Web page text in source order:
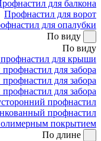
для балкона
Профнастил для ворот
для опалубки
По виду
По виду
для крыши
для забора
для забора
для забора
профнастил
профнастил
покрытием
По длине